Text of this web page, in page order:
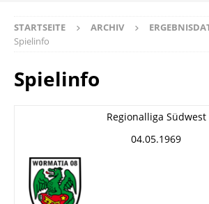
STARTSEITE ARCHIV
Spielinfo
Spielinfo
Regionalliga Südwest
04.05.1969